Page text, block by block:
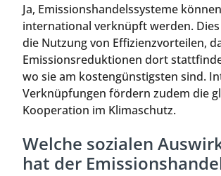
Ja, Emissionshandelssysteme können
international verknüpft werden.
die Nutzung von Effizienzvorteilen,
Emissionsreduktionen dort
wo sie am kostengünstigsten sind.
Verknüpfungen fördern zudem die
Kooperation im Klimaschutz.
Welche sozialen
hat der